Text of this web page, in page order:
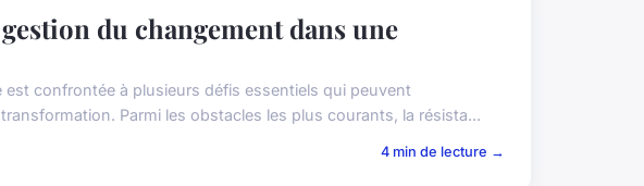
du changement dans une
confrontée à plusieurs défis essentiels qui peuvent
Parmi les obstacles les plus courants, la résista...
4 min de lecture →